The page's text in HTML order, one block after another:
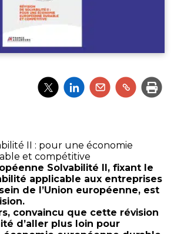
Partager
l'article
Partager
l'article
Partager
l'article
Partager
l'article
II : pour une économie
et compétitive
Solvabilité II, fixant le
applicable aux entreprises
de l’Union européenne, est
convaincu que cette révision
d’aller plus loin pour